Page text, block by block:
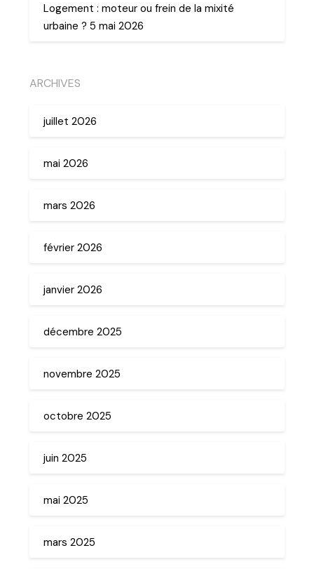
Logement : moteur ou frein de la mixité
urbaine ? 5 mai 2026
ARCHIVES
juillet 2026
mai 2026
mars 2026
février 2026
janvier 2026
décembre 2025
novembre 2025
octobre 2025
juin 2025
mai 2025
mars 2025